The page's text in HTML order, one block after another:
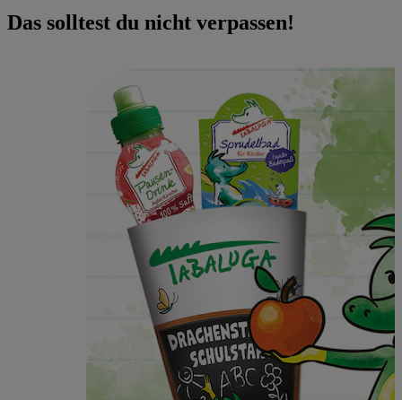
Das solltest du nicht verpassen!